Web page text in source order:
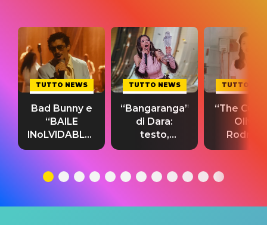
TUTTO NEWS
Bad Bunny e
“BAILE
INoLVIDABLE”:
testo,
significato
TUTTO NEWS
“Bangaranga”
di Dara:
testo,
traduzione e
del singolo
TUTTO
“The
Olivia
testo,